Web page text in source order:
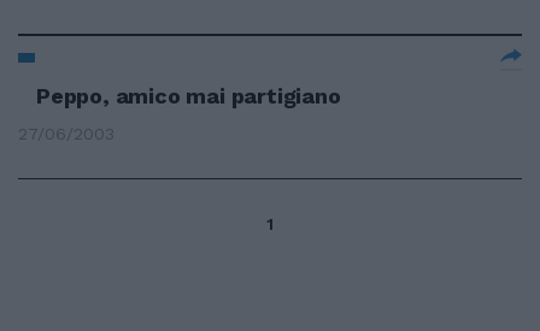
Peppo, amico mai partigiano
27/06/2003
1